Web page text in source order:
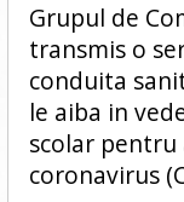
Grupul de
transmis o
conduita
le aiba in
scolar
coronavirus